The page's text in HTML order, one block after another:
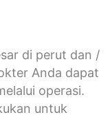
di perut dan /
Anda dapat
operasi.
untuk